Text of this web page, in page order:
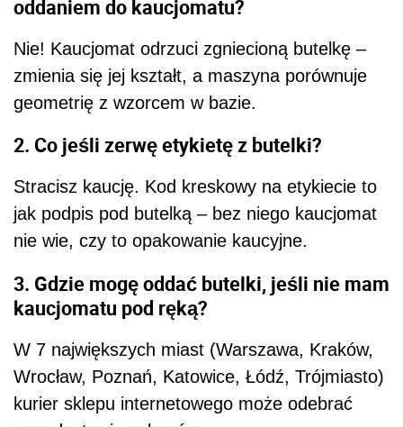
oddaniem do kaucjomatu?
Nie! Kaucjomat odrzuci zgniecioną butelkę –
zmienia się jej kształt, a maszyna porównuje
geometrię z wzorcem w bazie.
2. Co jeśli zerwę etykietę z butelki?
Stracisz kaucję. Kod kreskowy na etykiecie to
jak podpis pod butelką – bez niego kaucjomat
nie wie, czy to opakowanie kaucyjne.
3. Gdzie mogę oddać butelki, jeśli nie mam
kaucjomatu pod ręką?
W 7 największych miast (Warszawa, Kraków,
Wrocław, Poznań, Katowice, Łódź, Trójmiasto)
kurier sklepu internetowego może odebrać